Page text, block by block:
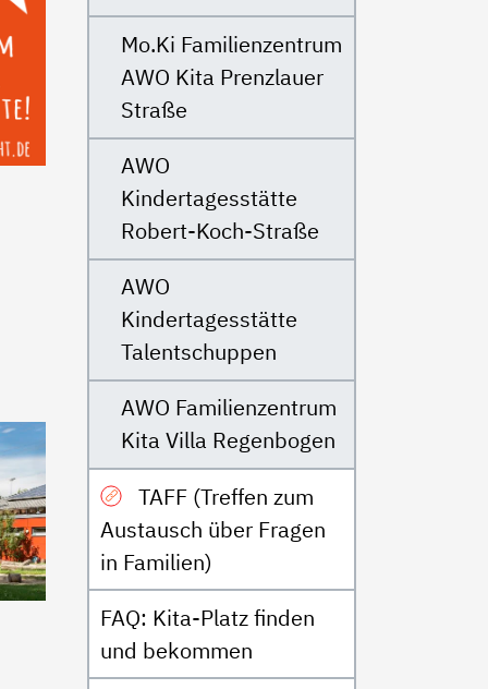
Mo.Ki Familienzentrum
AWO Kita Prenzlauer
Straße
AWO
Kindertagesstätte
Robert-Koch-Straße
AWO
Kindertagesstätte
Talentschuppen
AWO Familienzentrum
Kita Villa Regenbogen
TAFF (Treffen zum
Austausch über Fragen
in Familien)
FAQ: Kita-Platz finden
und bekommen